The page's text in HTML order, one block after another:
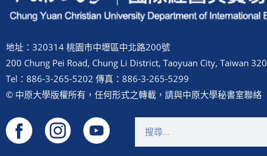
地址：320314 桃園市中壢區中北路200號
200 Chung Pei Road, Chung Li District, Taoyuan City, Taiwan
Tel：886-3-265-5202 傳真：886-3-265-5299
© 中原大學版權所有，任何形式之轉載，請與中原大學秘書室聯絡